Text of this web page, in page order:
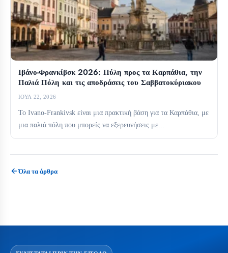
Ιβάνο-Φρανκίβσκ 2026: Πύλη προς τα Καρπάθια, την
Παλιά Πόλη και τις αποδράσεις του Σαββατοκύριακου
ΙΟΎΛ 22, 2026
Το Ivano-Frankivsk είναι μια πρακτική βάση για τα Καρπάθια, με
μια παλιά πόλη που μπορείς να εξερευνήσεις με...
Όλα τα άρθρα